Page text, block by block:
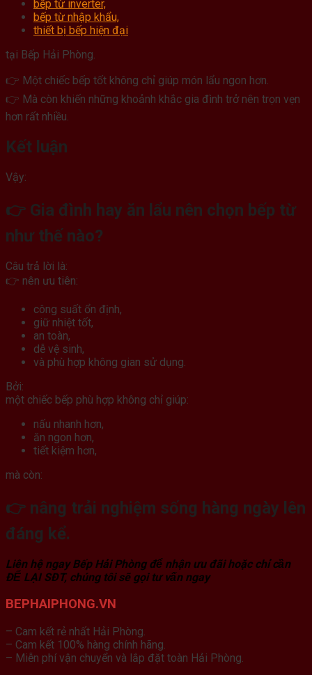
bếp từ inverter,
bếp từ nhập khẩu,
thiết bị bếp hiện đại
tại Bếp Hải Phòng.
👉 Một chiếc bếp tốt không chỉ giúp món lẩu ngon hơn.
👉 Mà còn khiến những khoảnh khắc gia đình trở nên trọn vẹn
hơn rất nhiều.
Kết luận
Vậy:
👉 Gia đình hay ăn lẩu nên chọn bếp từ
như thế nào?
Câu trả lời là:
👉 nên ưu tiên:
công suất ổn định,
giữ nhiệt tốt,
an toàn,
dễ vệ sinh,
và phù hợp không gian sử dụng.
Bởi:
một chiếc bếp phù hợp không chỉ giúp:
nấu nhanh hơn,
ăn ngon hơn,
tiết kiệm hơn,
mà còn:
👉 nâng trải nghiệm sống hàng ngày lên
đáng kể.
Liên hệ ngay Bếp Hải Phòng để nhận ưu đãi hoặc chỉ cần
ĐỂ LẠI SĐT, chúng tôi sẽ gọi tư vấn ngay
BEPHAIPHONG.VN
– Cam kết rẻ nhất Hải Phòng.
– Cam kết 100% hàng chính hãng.
– Miễn phí vận chuyển và lắp đặt toàn Hải Phòng.